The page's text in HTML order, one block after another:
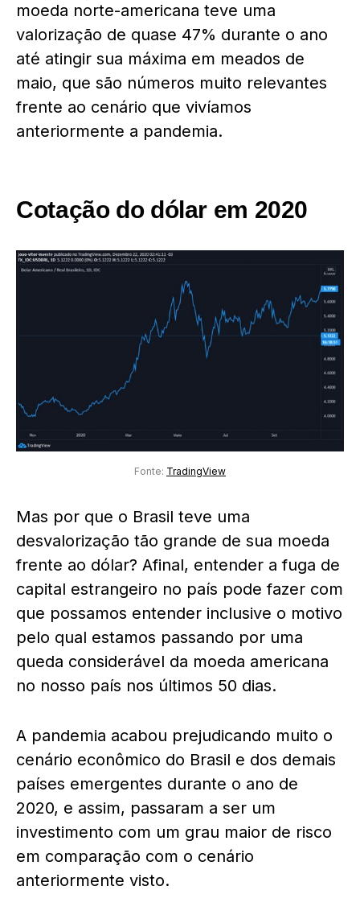
moeda norte-americana teve uma
valorização de quase 47% durante o ano
até atingir sua máxima em meados de
maio, que são números muito relevantes
frente ao cenário que vivíamos
anteriormente a pandemia.
Cotação do dólar em 2020
Fonte: TradingView
Mas por que o Brasil teve uma
desvalorização tão grande de sua moeda
frente ao dólar? Afinal, entender a fuga de
capital estrangeiro no país pode fazer com
que possamos entender inclusive o motivo
pelo qual estamos passando por uma
queda considerável da moeda americana
no nosso país nos últimos 50 dias.
A pandemia acabou prejudicando muito o
cenário econômico do Brasil e dos demais
países emergentes durante o ano de
2020, e assim, passaram a ser um
investimento com um grau maior de risco
em comparação com o cenário
anteriormente visto.